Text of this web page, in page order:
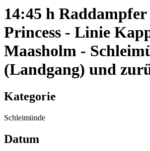
14:45 h Raddampfer
Princess - Linie
Maasholm -
(Landgang) und
Kategorie
Schleimünde
Datum